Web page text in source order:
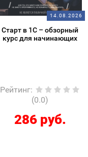
14.08.2026
в 1С – обзорный
для начинающих
:
(0.0)
286 руб.